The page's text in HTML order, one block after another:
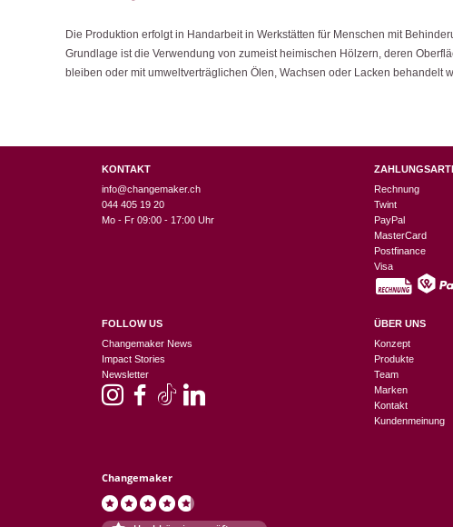
Die Produktion erfolgt in Handarbeit in Werkstätten für Menschen mit
Grundlage ist die Verwendung von zumeist heimischen Hölzern, deren
bleiben oder mit umweltverträglichen Ölen, Wachsen oder Lacken behandelt
KONTAKT
info@changemaker.ch
044 405 19 20
Mo - Fr 09:00 - 17:00 Uhr
FOLLOW US
Changemaker News
Impact Stories
Newsletter
Changemaker
Rechnung
Twint
PayPal
MasterCard
Postfinance
Visa
ÜBER UNS
Konzept
Produkte
Team
Marken
Kontakt
Kundenmeinung